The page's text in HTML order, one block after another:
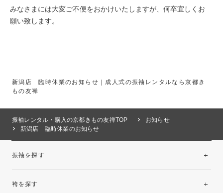
みなさまには大変ご不便をおかけいたしますが、何卒宜しくお
願い致します。
新潟店 臨時休業のお知らせ｜成人式の振袖レンタルなら京都き
もの友禅
振袖レンタル・購入の京都きもの友禅TOP
お知らせ
新潟店 臨時休業のお知らせ
振袖を探す
袴を探す